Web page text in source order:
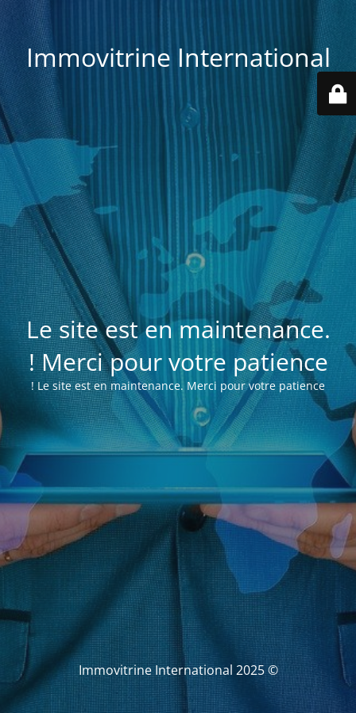
Immovitrine International
Le site est en maintenance.
Merci pour votre patience !
Le site est en maintenance. Merci pour votre patience !
© Immovitrine International 2025